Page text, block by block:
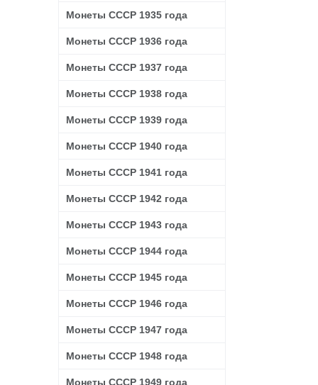
Монеты СССР 1935 года
Монеты СССР 1936 года
Монеты СССР 1937 года
Монеты СССР 1938 года
Монеты СССР 1939 года
Монеты СССР 1940 года
Монеты СССР 1941 года
Монеты СССР 1942 года
Монеты СССР 1943 года
Монеты СССР 1944 года
Монеты СССР 1945 года
Монеты СССР 1946 года
Монеты СССР 1947 года
Монеты СССР 1948 года
Монеты СССР 1949 года